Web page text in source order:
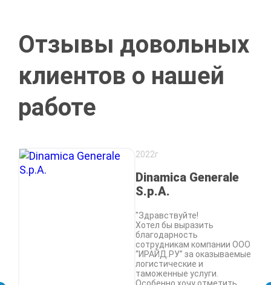
Отзывы довольных
клиентов о нашей
работе
2022г
Dinamica Generale
S.p.A.
"Здравствуйте!
Хотел бы выразить
благодарность
сотрудникам компании ООО
“ИРАЙД.РУ” за оказываемые
логистические и
таможенные услуги.
Особенно хочу отметить